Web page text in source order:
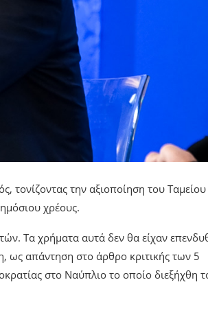
τονίζοντας την αξιοποίηση του Ταμείου
χρέους.
Τα χρήματα αυτά δεν θα είχαν
ως απάντηση στο άρθρο κριτικής των 5
στο Ναύπλιο το οποίο διεξήχθη